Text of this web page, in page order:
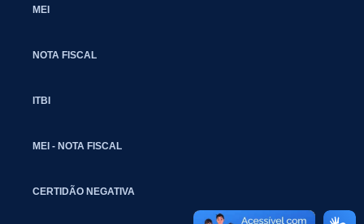
MEI
NOTA FISCAL
ITBI
MEI - NOTA FISCAL
CERTIDÃO NEGATIVA